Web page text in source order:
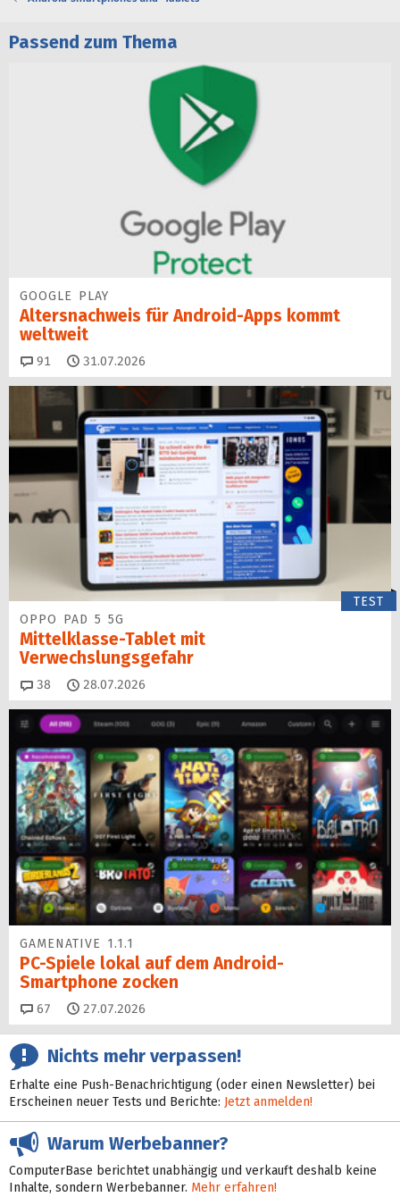
Passend zum Thema
GOOGLE PLAY
Altersnachweis für Android-Apps kommt
weltweit
91 Kommentare
31.07.2026
TEST
OPPO PAD 5 5G
Mittelklasse-Tablet mit
Verwechslungsgefahr
38 Kommentare
28.07.2026
GAMENATIVE 1.1.1
PC-Spiele lokal auf dem Android-
Smartphone zocken
67 Kommentare
27.07.2026
Nichts mehr verpassen!
Erhalte eine Push-Benachrichtigung (oder einen Newsletter) bei
Erscheinen neuer Tests und Berichte: Jetzt anmelden!
Warum Werbebanner?
ComputerBase berichtet unabhängig und verkauft deshalb keine
Inhalte, sondern Werbebanner. Mehr erfahren!